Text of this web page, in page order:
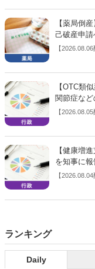
【薬局倒
己破産申請
【
川薬品（長
【OTC類
関節症な
【
保険給付の
会等に報告
【健康増
を知事に
【
関する省令
ランキング
Daily